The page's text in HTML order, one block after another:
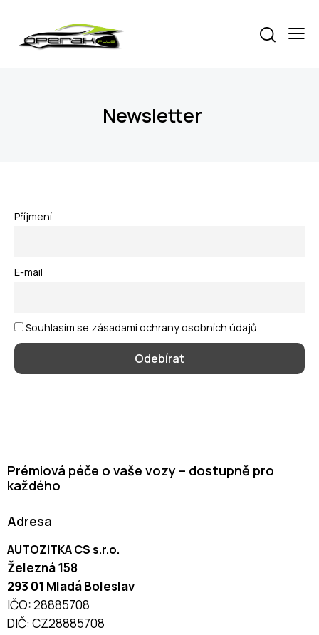
Newsletter
Příjmení
E-mail
Souhlasím se zásadami ochrany osobních údajů
Prémiová péče o vaše vozy – dostupně pro
každého
Adresa
AUTOZITKA CS s.r.o.
Železná 158
293 01 Mladá Boleslav
IČO: 28885708
DIČ: CZ28885708